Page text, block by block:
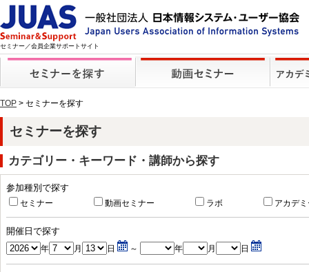
セミナー／会員企業サポートサイト
TOP > セミナーを探す
セミナーを探す
カテゴリー・キーワード・講師から探す
参加種別で探す
セミナー 動画セミナー ラボ アカデ
開催日で探す
年 月 日 ～ 年 月 日